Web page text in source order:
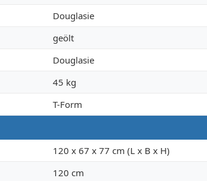
Douglasie
geölt
Douglasie
45 kg
T-Form
120 x 67 x 77 cm (L x B x H)
120 cm